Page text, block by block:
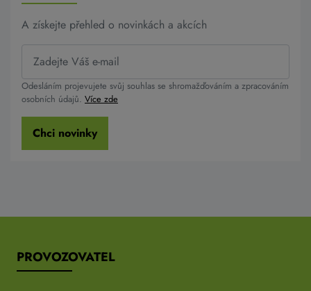
A získejte přehled o novinkách a akcích
Odesláním projevujete svůj souhlas se shromažďováním a zpracováním
osobních údajů. Více zde
Chci novinky
PROVOZOVATEL